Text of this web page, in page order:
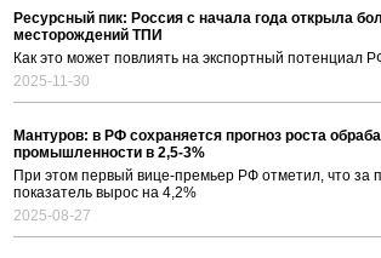
Ресурсный пик: Россия с начала года открыла
месторождений ТПИ
Как это может повлиять на экспортный потенциал
2025-11-30
Мантуров: в РФ сохраняется прогноз роста
промышленности в 2,5-3%
При этом первый вице-премьер РФ отметил, что за
показатель вырос на 4,2%
2025-08-27